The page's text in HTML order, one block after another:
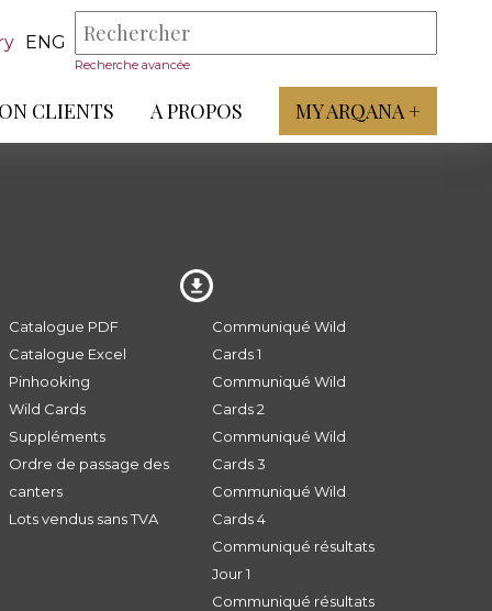
ENG
Recherche avancée
CLIENTS A PROPOS MY ARQANA +
Catalogue PDF
Catalogue Excel
Pinhooking
Wild Cards
Suppléments
Ordre de passage des
canters
Lots vendus sans TVA
Communiqué Wild
Cards 1
Communiqué Wild
Cards 2
Communiqué Wild
Cards 3
Communiqué Wild
Cards 4
Communiqué résultats
Jour 1
Communiqué résultats